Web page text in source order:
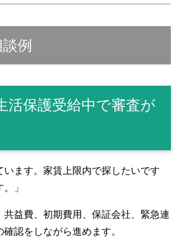
例
活保護受給中で審査が
います。家賃上限内で探したいです
」
共益費、初期費用、保証会社、緊急連
認をしながら進めます。